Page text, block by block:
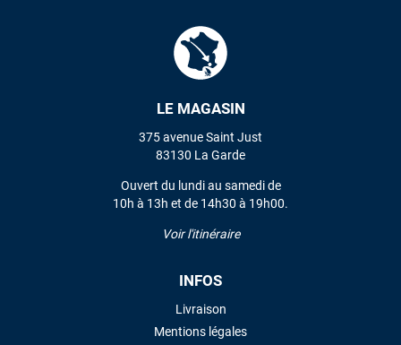
LE MAGASIN
375 avenue Saint Just
83130 La Garde
Ouvert du lundi au samedi de
10h à 13h et de 14h30 à 19h00.
Voir l'itinéraire
INFOS
Livraison
Mentions légales